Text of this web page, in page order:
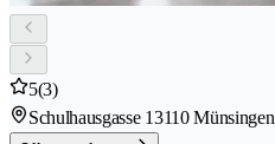
5(3)
Schulhausgasse 13110 Münsingen